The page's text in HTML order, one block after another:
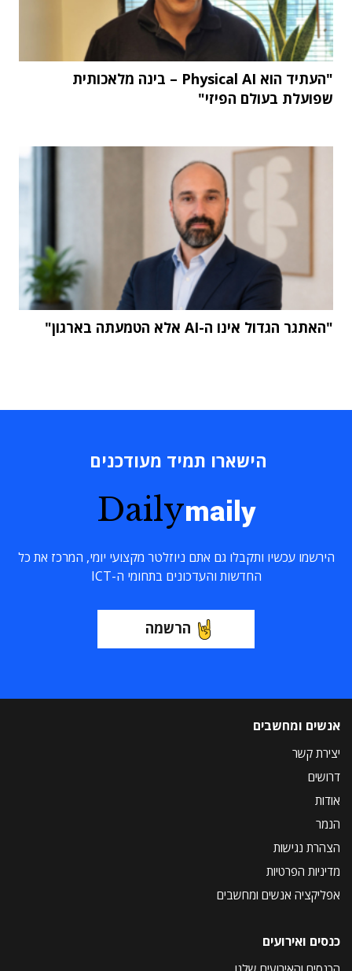
"העתיד הוא Physical AI – בינה מלאכותית
שפועלת בעולם הפיזי"
"האתגר הגדול אינו ה-AI אלא הטמעתה בארגון"
הישארו תמיד מעודכנים
Dailymaily
הירשמו עכשיו ותקבלו גם אתם ניוזלטר מקצועי יומי, המרכז את כל
החדשות והעדכונים בתחומי ה-ICT
הרשמה
אנשים ומחשבים
יצירת קשר
דרושים
אודות
הנמר
הצהרת נגישות
מדיניות הפרטיות
אפליקציה אנשים ומחשבים
כנסים ואירועים